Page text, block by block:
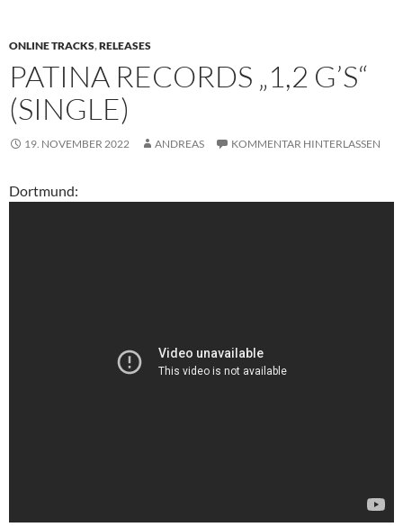
ONLINE TRACKS,RELEASES
PATINA RECORDS „1,2 G’S“
(SINGLE)
19. NOVEMBER 2022 ANDREAS KOMMENTAR HINTERLASSEN
Dortmund: